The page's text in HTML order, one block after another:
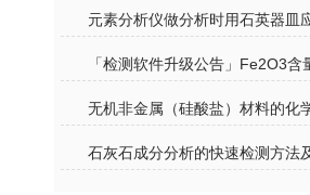
元素分析仪做分析时用石英器皿